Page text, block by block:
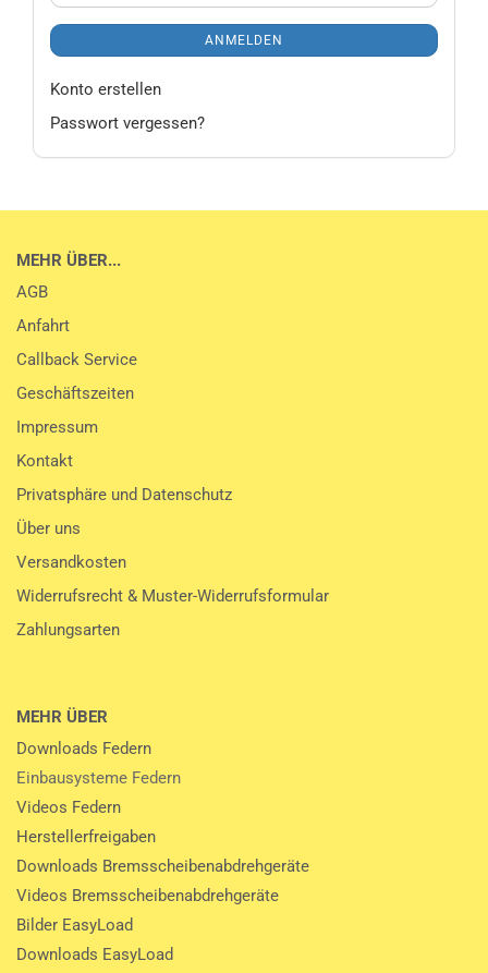
ANMELDEN
Konto erstellen
Passwort vergessen?
MEHR ÜBER...
AGB
Anfahrt
Callback Service
Geschäftszeiten
Impressum
Kontakt
Privatsphäre und Datenschutz
Über uns
Versandkosten
Widerrufsrecht & Muster-Widerrufsformular
Zahlungsarten
MEHR ÜBER
Downloads Federn
Einbausysteme Federn
Videos Federn
Herstellerfreigaben
Downloads Bremsscheibenabdrehgeräte
Videos Bremsscheibenabdrehgeräte
Bilder EasyLoad
Downloads EasyLoad